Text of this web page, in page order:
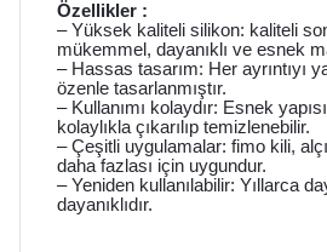
Özellikler :
– Yüksek kaliteli silikon: kaliteli
mükemmel, dayanıklı ve esnek
– Hassas tasarım: Her ayrıntıyı
özenle tasarlanmıştır.
– Kullanımı kolaydır: Esnek
kolaylıkla çıkarılıp temizlenebilir.
– Çeşitli uygulamalar: fimo kili,
daha fazlası için uygundur.
– Yeniden kullanılabilir: Yıllarca
dayanıklıdır.